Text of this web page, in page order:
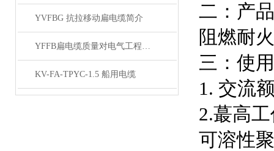
YVFBG 抗拉移动扁电缆简介
YFFB扁电缆质量对电气工程项目安全性的影响
KV-FA-TPYC-1.5 船用电缆
二：产
阻燃耐
三：使
1. 交流
2.蕞高
可溶性